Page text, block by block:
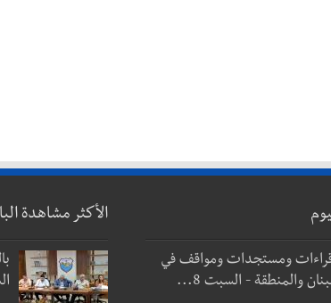
ومستجدات ومواقف في
والمنطقة - السبت 8...
الأكثر مشاهدة